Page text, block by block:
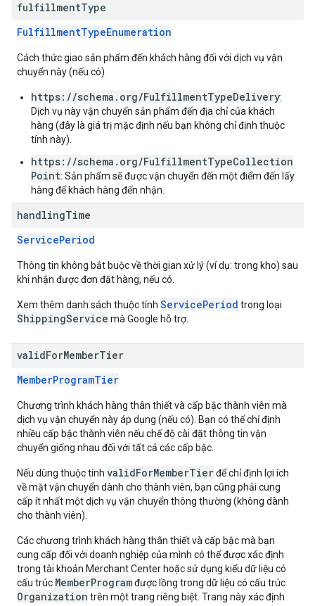
fulfillmentType
FulfillmentTypeEnumeration
Cách thức giao sản phẩm đến khách hàng đối với dịch vụ vận
chuyển này (nếu có).
https://schema.org/FulfillmentTypeDelivery:
Dịch vụ này vận chuyển sản phẩm đến địa chỉ của khách
hàng (đây là giá trị mặc định nếu bạn không chỉ định thuộc
tính này).
https://schema.org/FulfillmentTypeCollection
Point: Sản phẩm sẽ được vận chuyển đến một điểm đến lấy
hàng để khách hàng đến nhận.
handlingTime
ServicePeriod
Thông tin không bắt buộc về thời gian xử lý (ví dụ: trong kho) sau
khi nhận được đơn đặt hàng, nếu có.
Xem thêm danh sách thuộc tính ServicePeriod trong loại
ShippingService mà Google hỗ trợ.
validForMemberTier
MemberProgramTier
Chương trình khách hàng thân thiết và cấp bậc thành viên mà
dịch vụ vận chuyển này áp dụng (nếu có). Bạn có thể chỉ định
nhiều cấp bậc thành viên nếu chế độ cài đặt thông tin vận
chuyển giống nhau đối với tất cả các cấp bậc.
Nếu dùng thuộc tính validForMemberTierđể chỉ định lợi ích
về mặt vận chuyển dành cho thành viên, bạn cũng phải cung
cấp ít nhất một dịch vụ vận chuyển thông thường (không dành
cho thành viên).
Các chương trình khách hàng thân thiết và cấp bậc mà bạn
cung cấp đối với doanh nghiệp của mình có thể được xác định
trong tài khoản Merchant Center hoặc sử dụng kiểu dữ liệu có
cấu trúc MemberProgramđược lồng trong dữ liệu có cấu trúc
Organization trên một trang riêng biệt. Trang này xác định